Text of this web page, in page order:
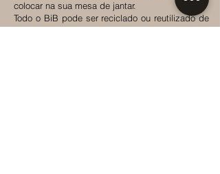
colocar na sua mesa de jantar.
Todo o BiB pode ser reciclado ou reutilizado de
maneiras divertidas e nós o/a desafiamos a